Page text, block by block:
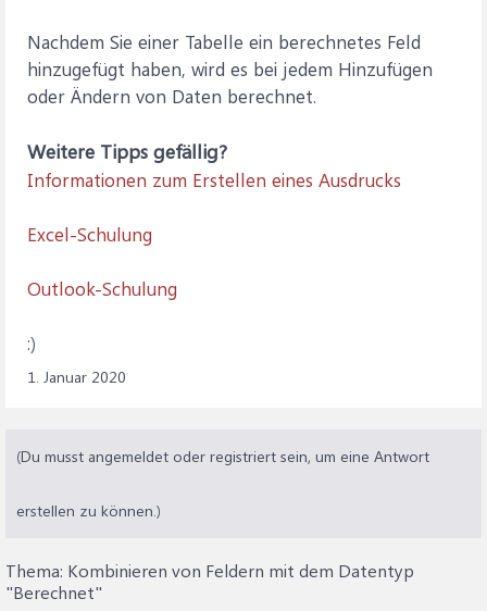
Nachdem Sie einer Tabelle ein berechnetes Feld
hinzugefügt haben, wird es bei jedem Hinzufügen
oder Ändern von Daten berechnet.
Weitere Tipps gefällig?
Informationen zum Erstellen eines Ausdrucks
Excel-Schulung
Outlook-Schulung
:)
1. Januar 2020
(Du musst angemeldet oder registriert sein, um eine Antwort
erstellen zu können.)
Thema: Kombinieren von Feldern mit dem Datentyp
"Berechnet"